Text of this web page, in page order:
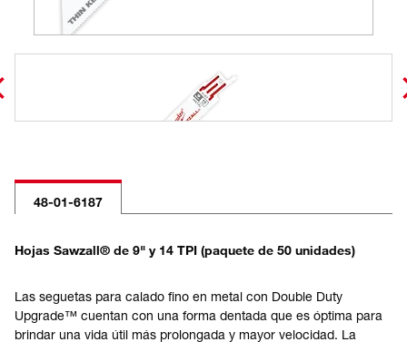
48-01-6187
Hojas Sawzall® de 9" y 14 TPI (paquete de 50 unidades)
Las seguetas para calado fino en metal con Double Duty
Upgrade™ cuentan con una forma dentada que es óptima para
brindar una vida útil más prolongada y mayor velocidad. La